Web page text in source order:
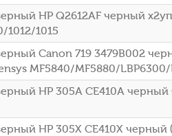
HP Q2612AF черный
1012/1015
Canon 719 3479B002
MF5840/MF5880/
HP 305A CE410A черный
HP 305X CE410X черный